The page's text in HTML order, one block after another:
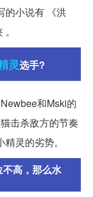
的小说有 《洪
灵选手?
和Mski的
击杀敌方的节奏
灵的劣势。
高，那么水